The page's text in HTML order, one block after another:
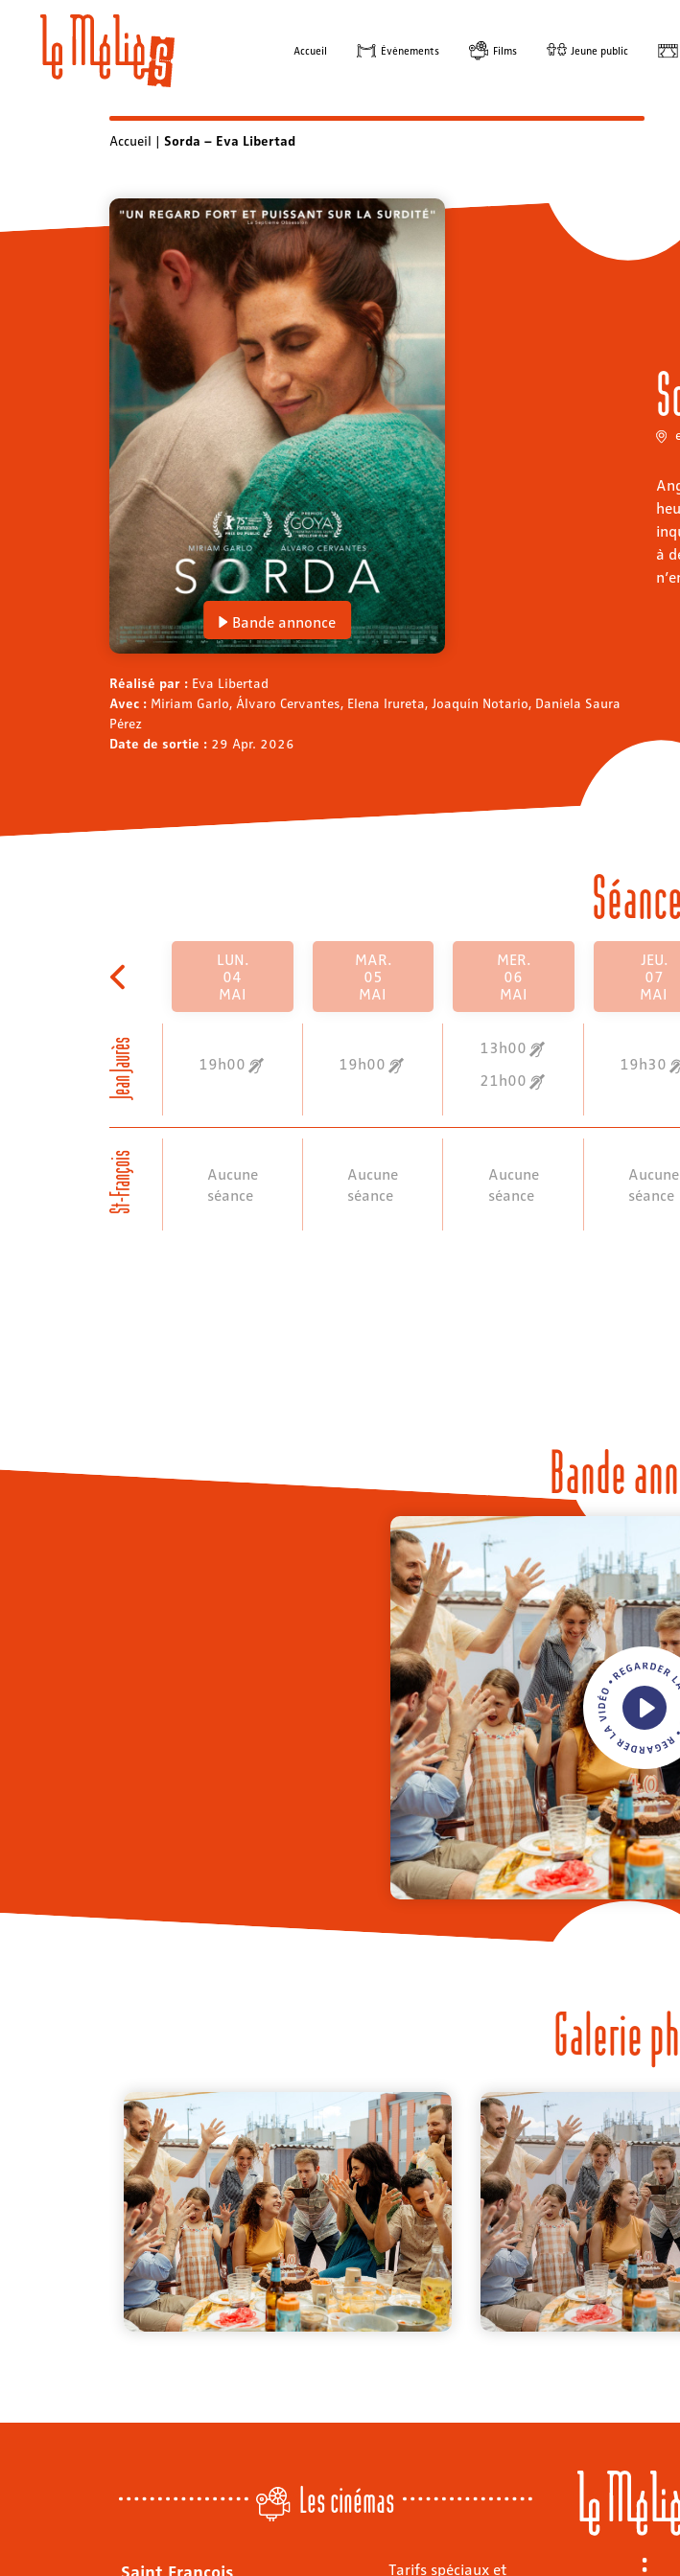
Accueil Évènements Films Jeune public
Accueil | Sorda – Eva Libertad
Bande annonce
Réalisé par : Eva Libertad
Avec : Miriam Garlo, Álvaro Cervantes, Elena Irureta, Joaquín Notario, Daniela Saura
Pérez
Date de sortie : 29 Apr. 2026
à
Jean Jaurès
St-François
LUN.
04
MAI
19h00
Aucune
séance
MAR.
05
MAI
19h00
Aucune
séance
MER.
06
MAI
13h00
21h00
Aucune
séance
JEU.
07
MAI
19h30
Aucune
séance
Bande
Galerie
Les cinémas
Saint François Tarifs spéciaux et